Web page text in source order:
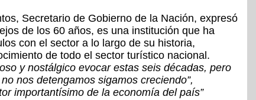
Secretario de Gobierno de la Nación, expresó
de los 60 años, es una institución que ha
con el sector a lo largo de su historia,
de todo el sector turístico nacional.
y nostálgico evocar estas seis décadas, pero
nos detengamos sigamos creciendo”,
importantísimo de la economía del país”